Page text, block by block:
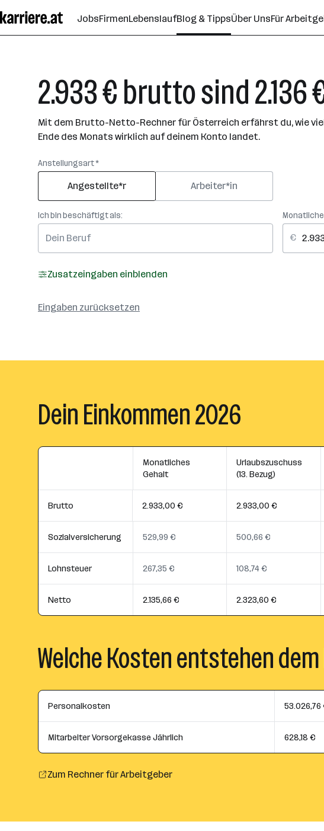
Seiteninhalt
springen
JobsFirmenLebenslaufBlog & TippsÜber UnsFür
2.933 € brutto sind 2.136
Mit dem Brutto-Netto-Rechner für Österreich erfährst du, wie
Ende des Monats wirklich auf deinem Konto landet.
Anstellungsart *
Angestellte*r Arbeiter*in
Ich bin beschäftigt als:
Zusatzeingaben einblenden
Eingaben zurücksetzen
Dein Einkommen 2026
Monatliches
Gehalt
Urlaubszuschuss
(13. Bezug)
Brutto 2.933,00 € 2.933,00 €
Sozialversicherung 529,99 € 500,66 €
Lohnsteuer 267,35 € 108,74 €
Netto 2.135,66 € 2.323,60 €
Welche Kosten entstehen
Personalkosten 53.026,76
Mitarbeiter Vorsorgekasse Jährlich 628,18 €
Zum Rechner für Arbeitgeber